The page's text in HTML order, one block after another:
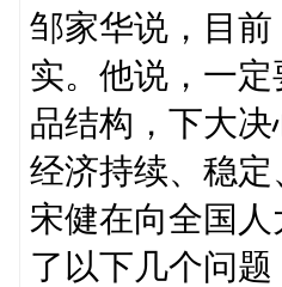
邹家华说，目
实。他说，一
品结构，下大
经济持续、稳定
宋健在向全国
了以下几个问